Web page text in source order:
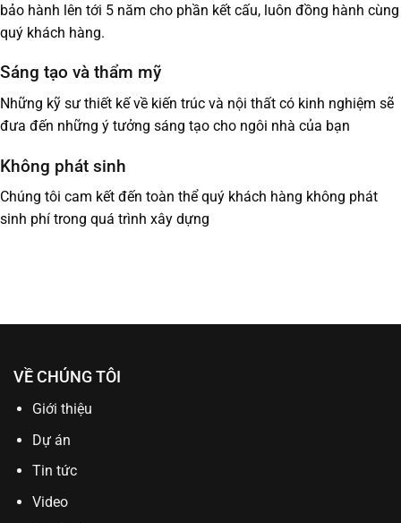
bảo hành lên tới 5 năm cho phần kết cấu, luôn đồng hành cùng
quý khách hàng.
Sáng tạo và thẩm mỹ
Những kỹ sư thiết kế về kiến trúc và nội thất có kinh nghiệm sẽ
đưa đến những ý tưởng sáng tạo cho ngôi nhà của bạn
Không phát sinh
Chúng tôi cam kết đến toàn thể quý khách hàng không phát
sinh phí trong quá trình xây dựng
VỀ CHÚNG TÔI
Giới thiệu
Dự án
Tin tức
Video